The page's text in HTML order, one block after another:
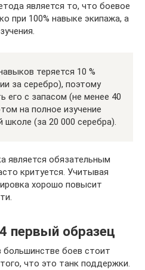
является то, что боевое
при 100% навыке экипажа, а
теряется 10 %
за серебро), поэтому
его с запасом (не менее 40
на полное изучение
школе (за 20 000 серебра).
является обязательным
критуется. Учитывая
хорошо повысит
первый образец
большинстве боев стоит
что это танк поддержки.